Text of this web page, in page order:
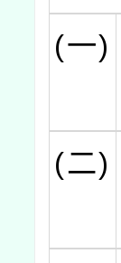
(一)
(二)